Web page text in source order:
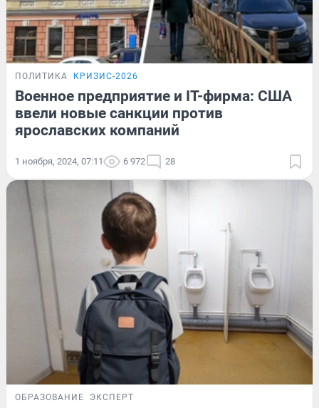
ПОЛИТИКА КРИЗИС-2026
Военное предприятие и IT-фирма: США
ввели новые санкции против
ярославских компаний
1 ноября, 2024, 07:11 6 972 28
ОБРАЗОВАНИЕ ЭКСПЕРТ